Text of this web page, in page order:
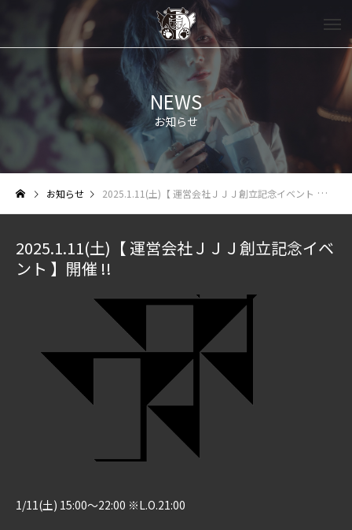
NEWS
お知らせ
お知らせ 2025.1.11(土)【 運営会社ＪＪＪ創立記念イベント 】開催 !!
2025.1.11(土)【 運営会社ＪＪＪ創立記念イベ
ント 】開催 !!
1/11(土) 15:00～22:00 ※L.O.21:00